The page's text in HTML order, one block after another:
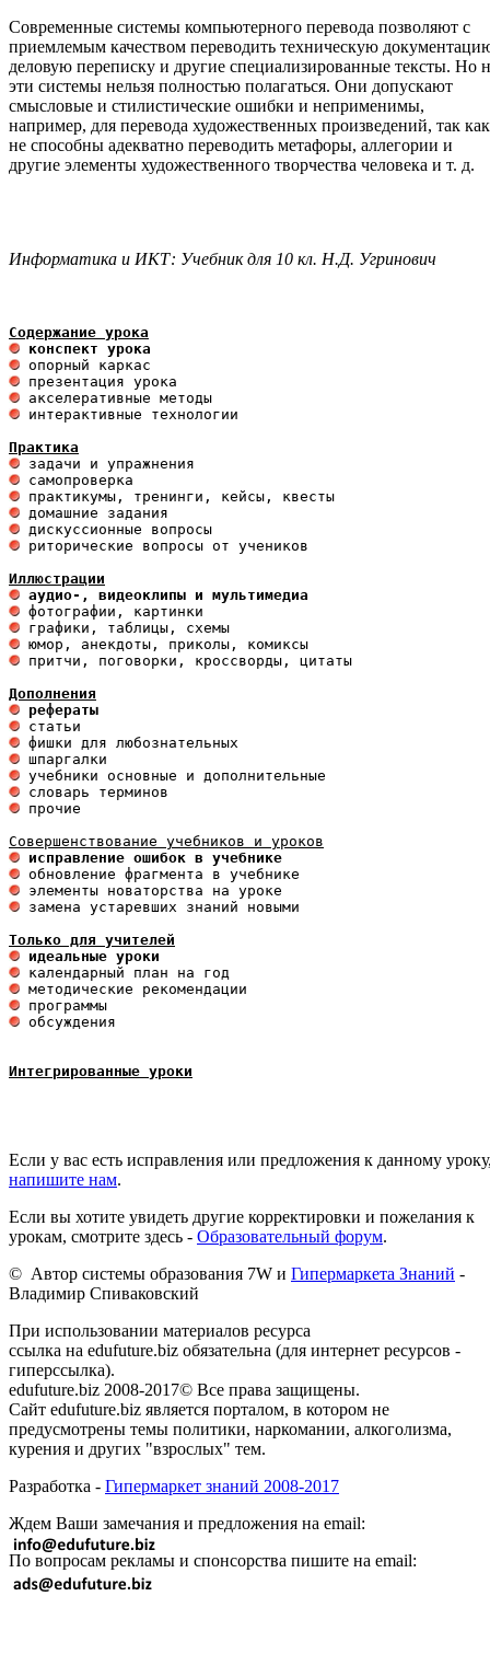
Современные системы компьютерного перевода позволяют с
приемлемым качеством переводить техническую
деловую переписку и другие специализированные тексты. Но
эти системы нельзя полностью полагаться. Они допускают
смысловые и стилистические ошибки и неприменимы,
например, для перевода художественных произведений, так как
не способны адекватно переводить метафоры, аллегории и
другие элементы художественного творчества человека и т. д.
Информатика и ИКТ: Учебник для 10 кл. Н.Д. Угринович
Содержание урока
конспект урока
интерактивные технологии
Практика
риторические вопросы от учеников
Иллюстрации
аудио-, видеоклипы и мультимедиа
притчи, поговорки, кроссворды, цитаты
Дополнения
рефераты
прочие
исправление ошибок в учебнике
замена устаревших знаний новыми
Только для учителей
идеальные уроки
обсуждения
Интегрированные уроки
Если у вас есть исправления или предложения к данному
напишите нам.
Если вы хотите увидеть другие корректировки и пожелания к
урокам, смотрите здесь - Образовательный форум.
© Автор системы образования 7W и Гипермаркета Знаний -
Владимир Спиваковский
При использовании материалов ресурса
ссылка на edufuture.biz обязательна (для интернет ресурсов -
гиперссылка).
edufuture.biz 2008-2017© Все права защищены.
Сайт edufuture.biz является порталом, в котором не
предусмотрены темы политики, наркомании, алкоголизма,
курения и других "взрослых" тем.
Разработка - Гипермаркет знаний 2008-2017
Ждем Ваши замечания и предложения на email:
По вопросам рекламы и спонсорства пишите на email: